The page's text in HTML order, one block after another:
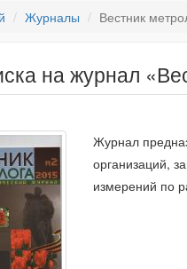
Журналы Вестник
на журнал
Журнал
организаций,
измерений по